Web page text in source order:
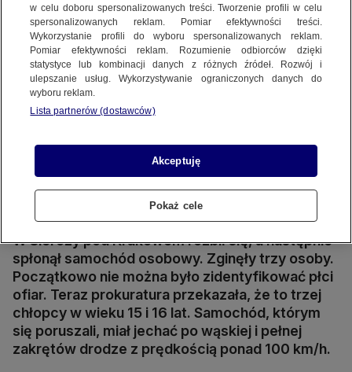
Tragiczny wypadek w Sierczy
Źródło zdj. gł.: KPP Wieliczka
W Sierczy pod Krakowem rozbił się, a następnie
spłonął samochód osobowy. Zginęły trzy osoby.
Początkowo nie można było zidentyfikować płci
ofiar. Teraz prokuratura przekazała, że to trzej
chłopcy w wieku 15 i 16 lat. Samochód, którym
się poruszali, miał jechać po wąskiej i pełnej
zakrętów drodze z prędkością ponad 100 km/h.
w celu doboru spersonalizowanych treści. Tworzenie profili w celu
spersonalizowanych reklam. Pomiar efektywności treści.
Wykorzystanie profili do wyboru spersonalizowanych reklam.
Pomiar efektywności reklam. Rozumienie odbiorców dzięki
statystyce lub kombinacji danych z różnych źródeł. Rozwój i
ulepszanie usług. Wykorzystywanie ograniczonych danych do
wyboru reklam.
Lista partnerów (dostawców)
Akceptuję
Pokaż cele